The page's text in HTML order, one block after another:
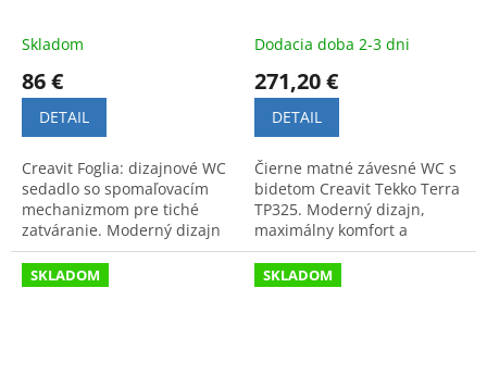
Skladom
86 €
DETAIL
Creavit Foglia: dizajnové WC
sedadlo so spomaľovacím
mechanizmom pre tiché
zatváranie. Moderný dizajn
a komfort. Kód: FG3640.
Dodacia doba 2-3 dni
271,20 €
DETAIL
Čierne matné závesné WC s
bidetom Creavit Tekko Terra
TP325. Moderný dizajn,
maximálny komfort a
špičková kvalita pre vašu
kúpeľňu.
SKLADOM SKLADOM